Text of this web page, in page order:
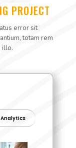
PROJECT
error sit
totam rem
illo.